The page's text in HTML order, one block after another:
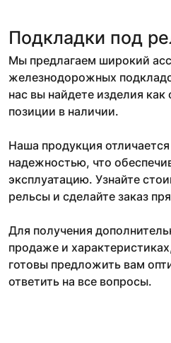
Подкладки под
Мы предлагаем широкий
железнодорожных
нас вы найдете изделия
позиции в наличии.
Наша продукция
надежностью, что
эксплуатацию. Узнайте
рельсы и сделайте заказ
Для получения
продаже и
готовы предложить вам
ответить на все вопросы.